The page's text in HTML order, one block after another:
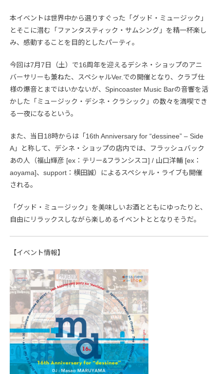
本イベントは世界中から選りすぐった「グッド・ミュージック」
とそこに潜む「ファンタスティック・サムシング」を精一杯楽し
み、感動することを目的としたパーティ。
今回は7月7日（土）で16周年を迎えるデシネ・ショップのアニ
バーサリーも兼ねた、スペシャルVer.での開催となり、クラブ仕
様の爆音とまではいかないが、Spincoaster Music Barの音響を活
かした「ミュージック・デシネ・クラシック」の数々を満喫でき
る一夜になるという。
また、当日18時からは「16th Anniversary for “dessinee” – Side
A」と称して、デシネ・ショップの店内では、フラッシュバック
あの人（福山輝彦 [ex：テリー&フランシスコ] / 山口洋輔 [ex：
aoyama]、support：横田誠）によるスペシャル・ライブも開催
される。
「グッド・ミュージック」を美味しいお酒とともにゆったりと、
自由にリラックスしながら楽しめるイベントととなりそうだ。
【イベント情報】